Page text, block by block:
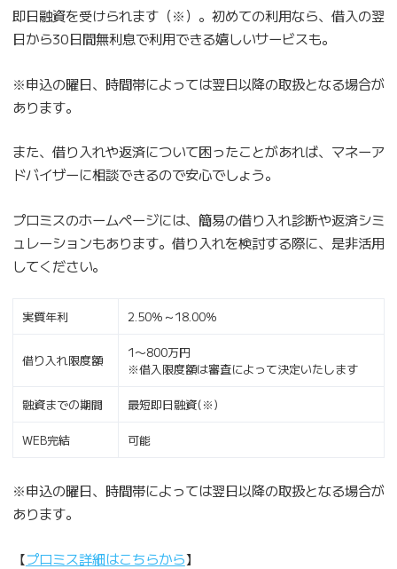
即日融資を受けられます（※）。初めての利用なら、借入の翌
日から30日間無利息で利用できる嬉しいサービスも。
※申込の曜日、時間帯によっては翌日以降の取扱となる場合が
あります。
また、借り入れや返済について困ったことがあれば、マネーア
ドバイザーに相談できるので安心でしょう。
プロミスのホームページには、簡易の借り入れ診断や返済シミ
ュレーションもあります。借り入れを検討する際に、是非活用
してください。
実質年利 2.50％～18.00％
借り入れ限度額
1〜800万円
※借入限度額は審査によって決定いたします
融資までの期間 最短即日融資(※)
WEB完結 可能
※申込の曜日、時間帯によっては翌日以降の取扱となる場合が
あります。
【プロミス詳細はこちらから】